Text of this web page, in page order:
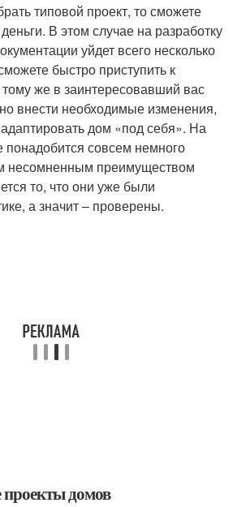
типовой проект, то сможете
В этом случае на разработку
уйдет всего несколько
быстро приступить к
же в заинтересовавший вас
внести необходимые изменения,
дом «под себя». На
понадобится совсем немного
несомненным преимуществом
то, что они уже были
а значит – проверены.
домов